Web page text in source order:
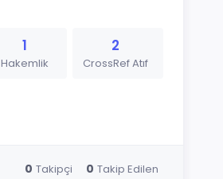
1
Hakemlik
2
CrossRef Atıf
0 Takipçi 0 Takip Edilen